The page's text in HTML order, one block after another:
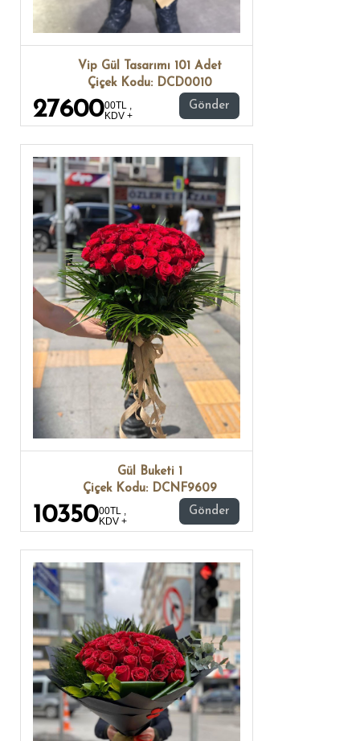
Vip Gül Tasarımı 101 Adet
Çiçek Kodu: DCD0010
2760000TL ,
KDV +
Gönder
Gül Buketi 1
Çiçek Kodu: DCNF9609
1035000TL ,
KDV +
Gönder